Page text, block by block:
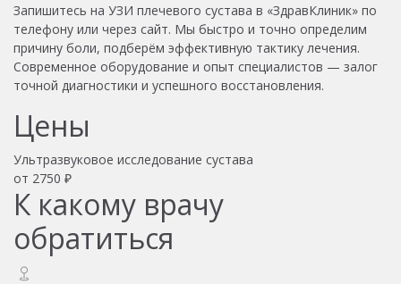
Запишитесь на УЗИ плечевого сустава в «ЗдравКлиник» по
телефону или через сайт. Мы быстро и точно определим
причину боли, подберём эффективную тактику лечения.
Современное оборудование и опыт специалистов — залог
точной диагностики и успешного восстановления.
Цены
Ультразвуковое исследование сустава
от 2750 ₽
К какому врачу
обратиться